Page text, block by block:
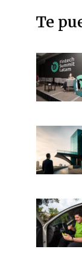
Te